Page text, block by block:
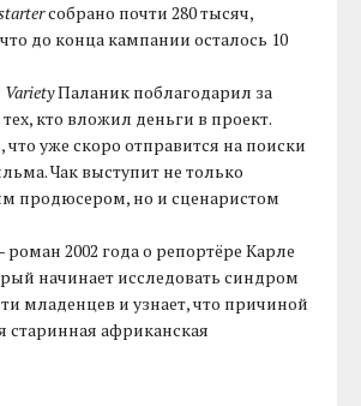
собрано почти 280 тысяч,
до конца кампании осталось 10
VarietyПаланик поблагодарил за
кто вложил деньги в проект.
что уже скоро отправится на поиски
Чак выступит не только
продюсером, но и сценаристом
роман 2002 года о репортёре Карле
начинает исследовать синдром
младенцев и узнает, что причиной
старинная африканская